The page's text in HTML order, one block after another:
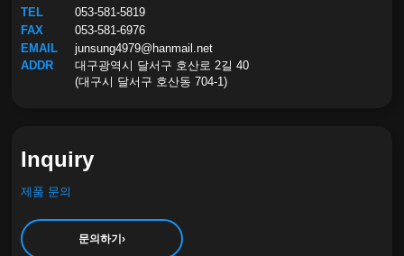
TEL
053-581-5819
FAX
053-581-6976
EMAIL
junsung4979@hanmail.net
ADDR
대구광역시 달서구 호산로 2길 40
(대구시 달서구 호산동 704-1)
Inquiry
제품 문의
문의하기›